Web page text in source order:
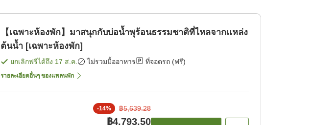
【เฉพาะห้องพัก】มาสนุกกับบ่อน้ำพุร้อนธรรมชาติที่ไหลจากแหล่ง
ต้นน้ำ [เฉพาะห้องพัก]
ยกเลิกฟรีได้ถึง 17 ส.ค. ไม่รวมมื้ออาหาร ที่จอดรถ (ฟรี)
รายละเอียดอื่นๆ ของแพลนพัก
-14% ฿5,639.28
฿4,793.50